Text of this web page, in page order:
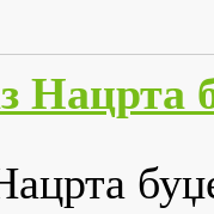
Нацрта